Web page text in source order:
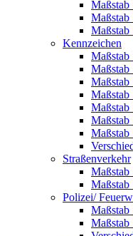
Maßstab
Maßstab
Maßstab
Kennzeichen
Maßstab
Maßstab
Maßstab
Maßstab
Maßstab
Maßstab
Maßstab
Straßenverkehr
Maßstab
Maßstab
Polizei/
Maßstab
Maßstab